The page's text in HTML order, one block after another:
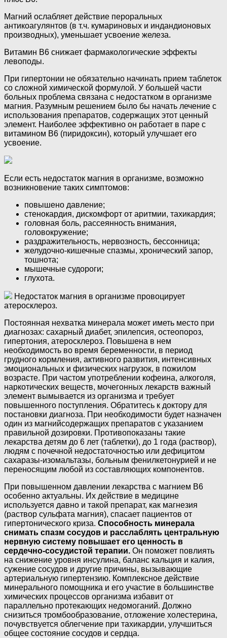
Магний ослабляет действие пероральных
антикоагулянтов (в т.ч. кумариновых и индандионовых
производных), уменьшает усвоение железа.
Витамин В6 снижает фармакологические эффекты
левоподы.
При гипертонии не обязательно начинать прием таблеток
со сложной химической формулой. У большей части
больных проблема связана с недостатком в организме
магния. Разумным решением было бы начать лечение с
использования препаратов, содержащих этот ценный
элемент. Наиболее эффективно он работает в паре с
витамином В6 (пиридоксин), который улучшает его
усвоение.
Если есть недостаток магния в организме, возможно
возникновение таких симптомов:
повышено давление;
стенокардия, дискомфорт от аритмии, тахикардия;
головная боль, рассеянность внимания,
головокружение;
раздражительность, нервозность, бессонница;
желудочно-кишечные спазмы, хронический запор,
тошнота;
мышечные судороги;
глухота.
Недостаток магния в организме провоцирует
атеросклероз.
Постоянная нехватка минерала может иметь место при
диагнозах: сахарный диабет, эпилепсия, остеопороз,
гипертония, атеросклероз. Повышена в нем
необходимость во время беременности, в период
грудного кормления, активного развития, интенсивных
эмоциональных и физических нагрузок, в пожилом
возрасте. При частом употреблении кофеина, алкоголя,
наркотических веществ, мочегонных лекарств важный
элемент вымывается из организма и требует
повышенного поступления. Обратитесь к доктору для
постановки диагноза. При необходимости будет назначен
один из магнийсодержащих препаратов с указанием
правильной дозировки. Противопоказаны такие
лекарства детям до 6 лет (таблетки), до 1 года (раствор),
людям с почечной недостаточностью или дефицитом
сахаразы-изомальтазы, больным фенилкетонурией и не
переносящим любой из составляющих компонентов.
При повышенном давлении лекарства с магнием В6
особенно актуальны. Их действие в медицине
используется давно и такой препарат, как магнезия
(раствор сульфата магния), спасает пациентов от
гипертонического криза. Способность минерала
снимать спазм сосудов и расслаблять центральную
нервную систему повышает его ценность в
сердечно-сосудистой терапии. Он поможет повлиять
на снижение уровня инсулина, баланс кальция и калия,
сужение сосудов и другие причины, вызывающие
артериальную гипертензию. Комплексное действие
минерального помощника и его участие в большинстве
химических процессов организма избавит от
параллельно протекающих недомоганий. Должно
снизиться тромбообразование, отложение холестерина,
почувствуется облегчение при тахикардии, улучшиться
общее состояние сосудов и сердца.